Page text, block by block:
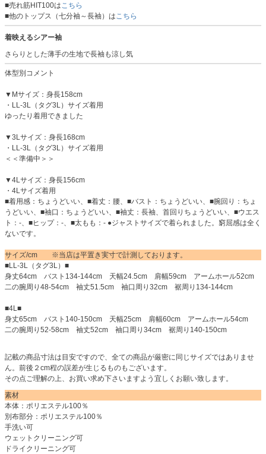
■売れ筋HIT100はこちら
■他のトップス（七分袖～長袖）はこちら
着映えるシアー袖
さらりとした薄手の生地で長袖も涼し気
体型別コメント
▼Mサイズ：身長158cm
・LL-3L（タグ3L）サイズ着用
ゆったり着用できました
▼3Lサイズ：身長168cm
・LL-3L（タグ3L）サイズ着用
＜＜準備中＞＞
▼4Lサイズ：身長156cm
・4Lサイズ着用
■着用感：ちょうどいい、■着丈：腰、■バスト：ちょうどいい、■腕回り：ちょ
うどいい、■袖口：ちょうどいい、■袖丈：長袖、首回りちょうどいい、■ウエス
ト：-、■ヒップ：-、■太もも：- ●ジャストサイズで着られました。窮屈感は全く
ないです。
サイズ/cm ※当店は平置き実寸で計測しております。
■LL-3L（タグ3L）■
身丈64cm バスト134-144cm 天幅24.5cm 肩幅59cm アームホール52cm
二の腕周り48-54cm 袖丈51.5cm 袖口周り32cm 裾周り134-144cm
■4L■
身丈65cm バスト140-150cm 天幅25cm 肩幅60cm アームホール54cm
二の腕周り52-58cm 袖丈52cm 袖口周り34cm 裾周り140-150cm
記載の商品寸法は目安ですので、全ての商品が厳密に同じサイズではありませ
ん。前後２cm程の誤差が生じるものもございます。
その点ご理解の上、お買い求め下さいますよう宜しくお願い致します。
素材
本体：ポリエステル100％
別布部分：ポリエステル100％
手洗い可
ウェットクリーニング可
ドライクリーニング可